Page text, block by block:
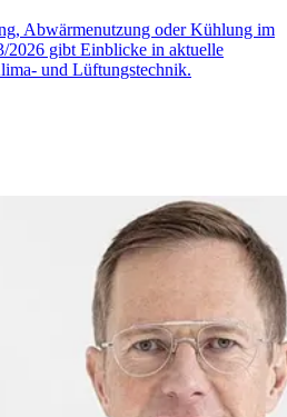
Abwärmenutzung oder Kühlung im
2026 gibt Einblicke in aktuelle
und Lüftungstechnik.